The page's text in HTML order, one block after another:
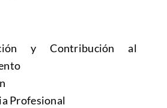
y Contribución al
Profesional